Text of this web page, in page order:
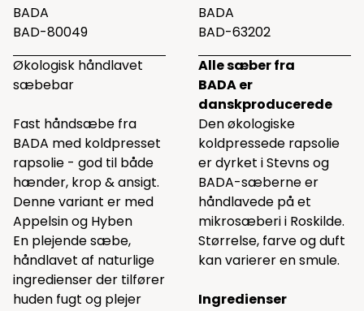
BADA
BAD-80049
Økologisk håndlavet
sæbebar
Fast håndsæbe fra
BADA med koldpresset
rapsolie - god til både
hænder, krop & ansigt.
Denne variant er med
Appelsin og Hyben
En plejende sæbe,
håndlavet af naturlige
ingredienser der tilfører
huden fugt og plejer
BADA
BAD-63202
Alle sæber fra
BADA er
danskproducerede
Den økologiske
koldpressede rapsolie
er dyrket i Stevns og
BADA-sæberne er
håndlavede på et
mikrosæberi i Roskilde.
Størrelse, farve og duft
kan varierer en smule.
Ingredienser